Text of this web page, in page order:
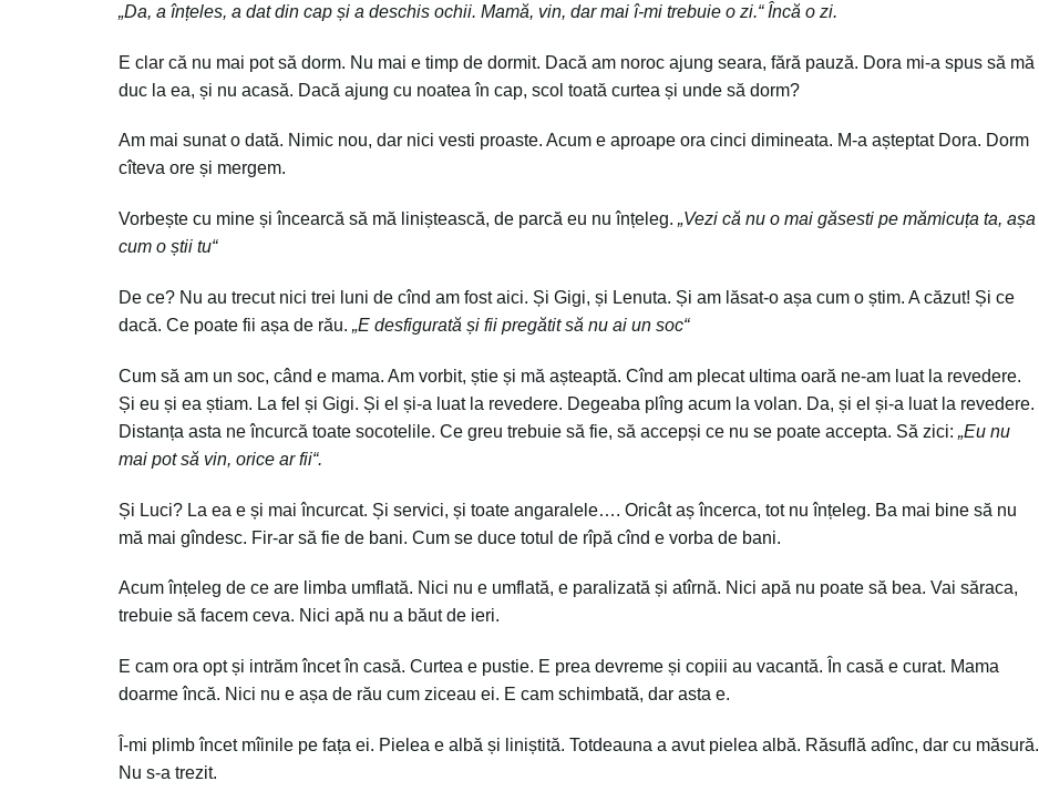
„Da, a înțeles, a dat din cap și a deschis ochii. Mamă, vin, dar mai î-mi trebuie o zi.“ Încă o zi.
E clar că nu mai pot să dorm. Nu mai e timp de dormit. Dacă am noroc ajung seara, fără pauză. Dora mi-a spus să mă
duc la ea, și nu acasă. Dacă ajung cu noatea în cap, scol toată curtea și unde să dorm?
Am mai sunat o dată. Nimic nou, dar nici vesti proaste. Acum e aproape ora cinci dimineata. M-a așteptat Dora. Dorm
cîteva ore și mergem.
Vorbește cu mine și încearcă să mă liniștească, de parcă eu nu înțeleg. „Vezi că nu o mai găsesti pe mămicuța ta, așa
cum o știi tu“
De ce? Nu au trecut nici trei luni de cînd am fost aici. Și Gigi, și Lenuta. Și am lăsat-o așa cum o știm. A căzut! Și ce
dacă. Ce poate fii așa de rău. „E desfigurată și fii pregătit să nu ai un soc“
Cum să am un soc, când e mama. Am vorbit, știe și mă așteaptă. Cînd am plecat ultima oară ne-am luat la revedere.
Și eu și ea știam. La fel și Gigi. Și el și-a luat la revedere. Degeaba plîng acum la volan. Da, și el și-a luat la revedere.
Distanța asta ne încurcă toate socotelile. Ce greu trebuie să fie, să accepși ce nu se poate accepta. Să zici: „Eu nu
mai pot să vin, orice ar fii“.
Și Luci? La ea e și mai încurcat. Și servici, și toate angaralele…. Oricât aș încerca, tot nu înțeleg. Ba mai bine să nu
mă mai gîndesc. Fir-ar să fie de bani. Cum se duce totul de rîpă cînd e vorba de bani.
Acum înțeleg de ce are limba umflată. Nici nu e umflată, e paralizată și atîrnă. Nici apă nu poate să bea. Vai săraca,
trebuie să facem ceva. Nici apă nu a băut de ieri.
E cam ora opt și intrăm încet în casă. Curtea e pustie. E prea devreme și copiii au vacantă. În casă e curat. Mama
doarme încă. Nici nu e așa de rău cum ziceau ei. E cam schimbată, dar asta e.
Î-mi plimb încet mîinile pe fața ei. Pielea e albă și liniștită. Totdeauna a avut pielea albă. Răsuflă adînc, dar cu măsură.
Nu s-a trezit.